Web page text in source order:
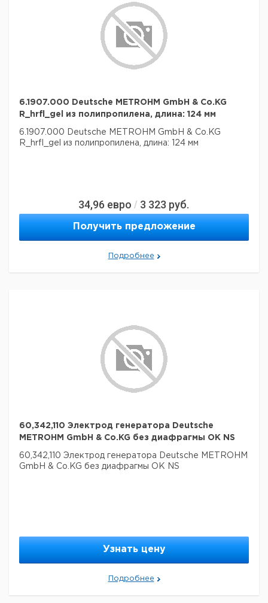
6.1907.000 Deutsche METROHM GmbH & Co.KG
R_hrfl_gel из полипропилена, длина: 124 мм
6.1907.000 Deutsche METROHM GmbH & Co.KG
R_hrfl_gel из полипропилена, длина: 124 мм
34,96 евро / 3 323 руб.
Получить предложение
Подробнее
60,342,110 Электрод генератора Deutsche
METROHM GmbH & Co.KG без диафрагмы ОК NS
60,342,110 Электрод генератора Deutsche METROHM
GmbH & Co.KG без диафрагмы ОК NS
Узнать цену
Подробнее